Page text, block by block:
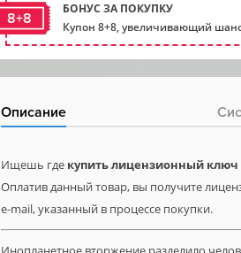
8+8
БОНУС ЗА ПОКУПКУ
Купон 8+8, увеличивающий
Описание
Ищешь где купить лицензионный
Оплатив данный товар, вы получите
e-mail, указанный в процессе покупки.